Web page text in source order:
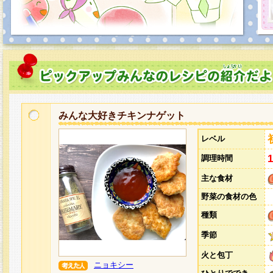
みんな大好きチキンナゲット
ニョキシー
レベル
調理時間
主な食材
野菜の食材の色
種類
季節
火と包丁